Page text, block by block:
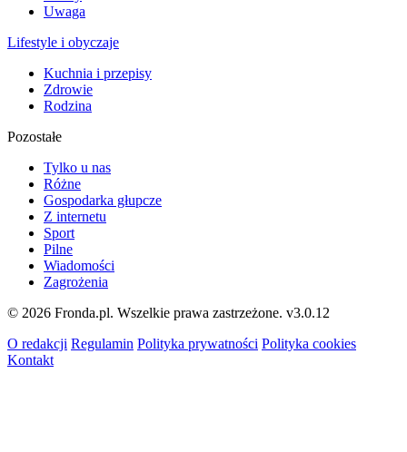
Uwaga
Lifestyle i obyczaje
Kuchnia i przepisy
Zdrowie
Rodzina
Pozostałe
Tylko u nas
Różne
Gospodarka głupcze
Z internetu
Sport
Pilne
Wiadomości
Zagrożenia
© 2026 Fronda.pl. Wszelkie prawa zastrzeżone. v3.0.12
O redakcji Regulamin Polityka prywatności Polityka cookies
Kontakt